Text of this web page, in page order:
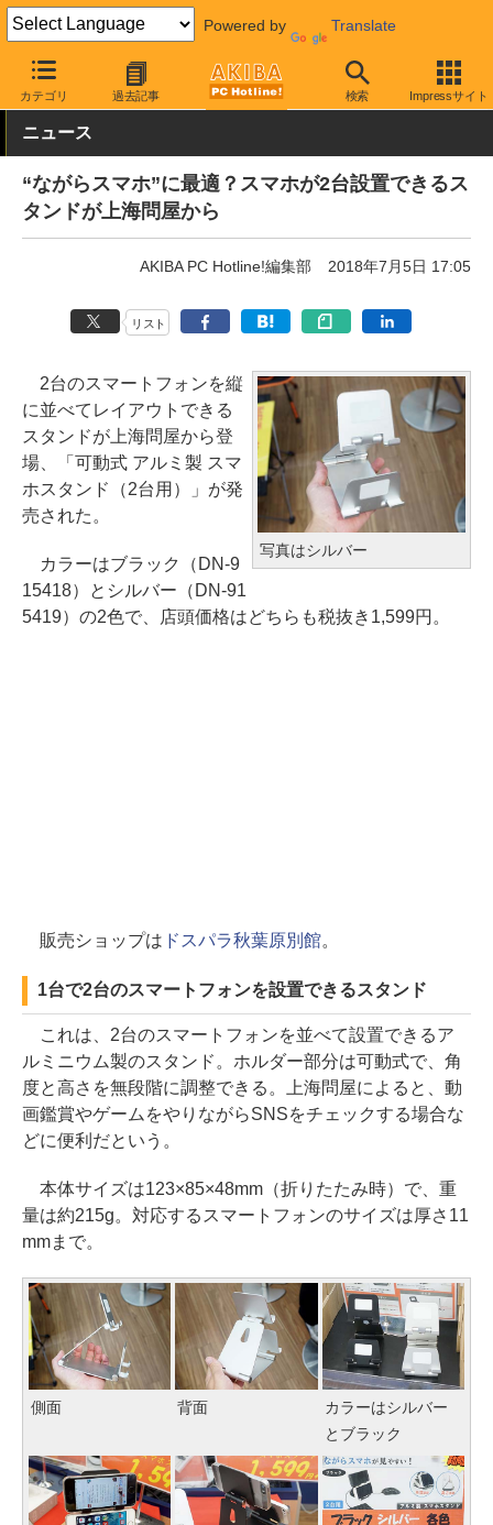
Powered by Translate
カテゴリ 過去記事 検索 Impressサイト
AKIBA PC Hotline! モバイル スマホアクセサリ スマホスタン
ニュース
“ながらスマホ”に最適？スマホが2台設置できるス
タンドが上海問屋から
AKIBA PC Hotline!編集部 2018年7月5日 17:05
リスト
写真はシルバー
2台のスマートフォンを縦
に並べてレイアウトできる
スタンドが上海問屋から登
場、「可動式 アルミ製 スマ
ホスタンド（2台用）」が発
売された。
カラーはブラック（DN-9
15418）とシルバー（DN-91
5419）の2色で、店頭価格はどちらも税抜き1,599円。
販売ショップは ドスパラ秋葉原別館。
1台で2台のスマートフォンを設置できるスタンド
これは、2台のスマートフォンを並べて設置できるア
ルミニウム製のスタンド。ホルダー部分は可動式で、角
度と高さを無段階に調整できる。上海問屋によると、動
画鑑賞やゲームをやりながらSNSをチェックする場合な
どに便利だという。
本体サイズは123×85×48mm（折りたたみ時）で、重
量は約215g。対応するスマートフォンのサイズは厚さ11
mmまで。
側面 背面
カラーはシルバー
とブラック